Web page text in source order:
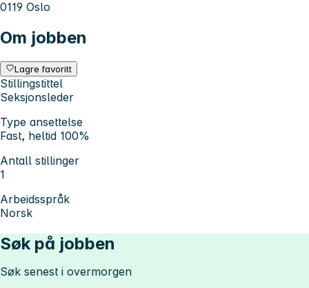
0119 Oslo
Om jobben
Lagre favoritt
Stillingstittel
Seksjonsleder
Type ansettelse
Fast, heltid 100%
Antall stillinger
1
Arbeidsspråk
Norsk
Søk på jobben
Søk senest i overmorgen